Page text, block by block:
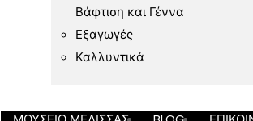
Βάφτιση και Γέννα
Εξαγωγές
Καλλυντικά